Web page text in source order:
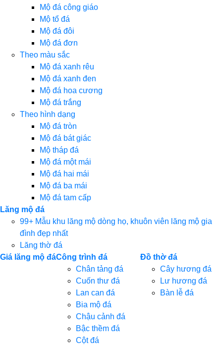
Mộ đá công giáo
Mộ tổ đá
Mộ đá đôi
Mộ đá đơn
Theo màu sắc
Mộ đá xanh rêu
Mộ đá xanh đen
Mộ đá hoa cương
Mộ đá trắng
Theo hình dạng
Mộ đá tròn
Mộ đá bát giác
Mộ tháp đá
Mộ đá một mái
Mộ đá hai mái
Mộ đá ba mái
Mộ đá tam cấp
Lăng mộ đá
99+ Mẫu khu lăng mộ dòng họ, khuôn viên lăng mộ gia
đình đẹp nhất
Lăng thờ đá
Giá lăng mộ đáCông trình đá
Chân tảng đá
Cuốn thư đá
Lan can đá
Bia mộ đá
Chậu cảnh đá
Bậc thềm đá
Cột đá
Đồ thờ đá
Cây hương đá
Lư hương đá
Bàn lễ đá